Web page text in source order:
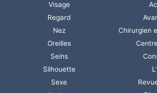
Visage
Regard
Nez
Oreilles
Seins
Silhouette
Sexe
Chirurgien